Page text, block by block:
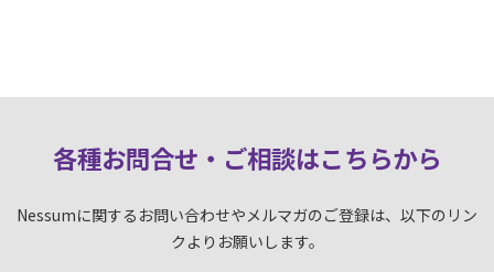
各種お問合せ・ご相談はこちらから
Nessumに関するお問い合わせやメルマガのご登録は、以下のリン
クよりお願いします。